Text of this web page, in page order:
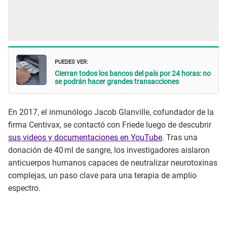
PUEDES VER:
Cierran todos los bancos del país por 24 horas: no
se podrán hacer grandes transacciones
En 2017, el inmunólogo Jacob Glanville, cofundador de la
firma Centivax, se contactó con Friede luego de descubrir
sus videos y documentaciones en YouTube. Tras una
donación de 40 ml de sangre, los investigadores aislaron
anticuerpos humanos capaces de neutralizar neurotoxinas
complejas, un paso clave para una terapia de amplio
espectro.